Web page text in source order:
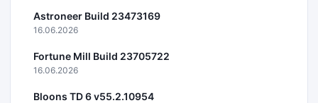
Astroneer Build 23473169
16.06.2026
Fortune Mill Build 23705722
16.06.2026
Bloons TD 6 v55.2.10954